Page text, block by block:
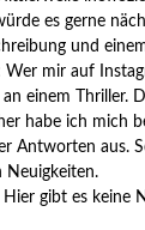
es gerne
und
Wer mir auf
einem Thriller.
habe ich mich
Antworten aus.
Neuigkeiten.
Hier gibt es keine